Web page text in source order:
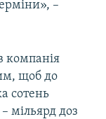
–
компанія
щоб до
сотень
мільярд доз